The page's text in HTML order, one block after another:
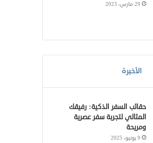
29 مارس، 2023
الأخيرة
حقائب السفر الذكية: رفيقك
المثالي لتجربة سفر عصرية
ومريحة
9 يونيو، 2025